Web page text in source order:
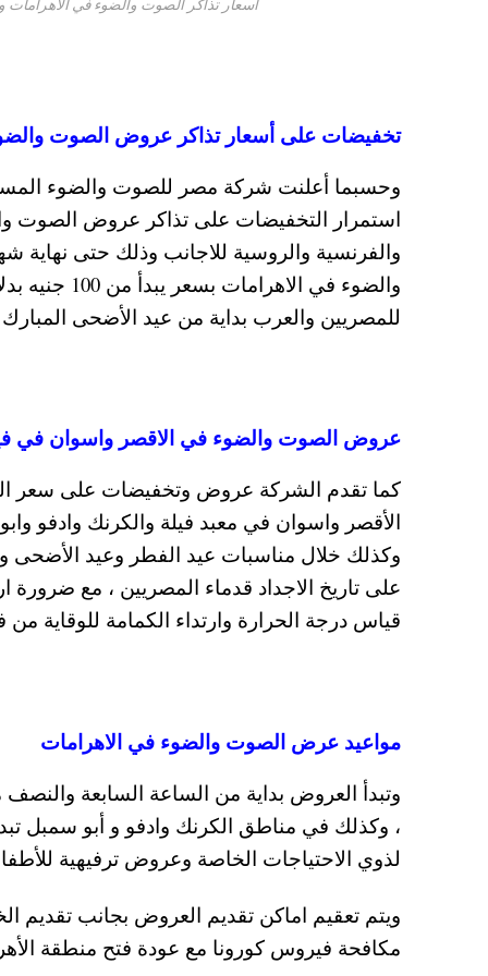
تخفيضات على أسعار تذاكر عروض الصوت والضوء
وحسبما أعلنت شركة مصر للصوت والضوء
والفرنسية والروسية للاجانب وذلك حتى
للمصريين والعرب بداية من عيد الأضحى المبارك ضمن
عروض الصوت والضوء في الاقصر واسوان في فيلة
وكذلك خلال مناسبات عيد الفطر وعيد الأضحى
على تاريخ الاجداد قدماء المصريين ، مع
قياس درجة الحرارة وارتداء الكمامة للوقاية
مواعيد عرض الصوت والضوء في الاهرامات
وتبدأ العروض بداية من الساعة السابعة
، وكذلك في مناطق الكرنك وادفو و أبو سمبل
لذوي الاحتياجات الخاصة وعروض ترفيهية
مكافحة فيروس كورونا مع عودة فتح منطقة